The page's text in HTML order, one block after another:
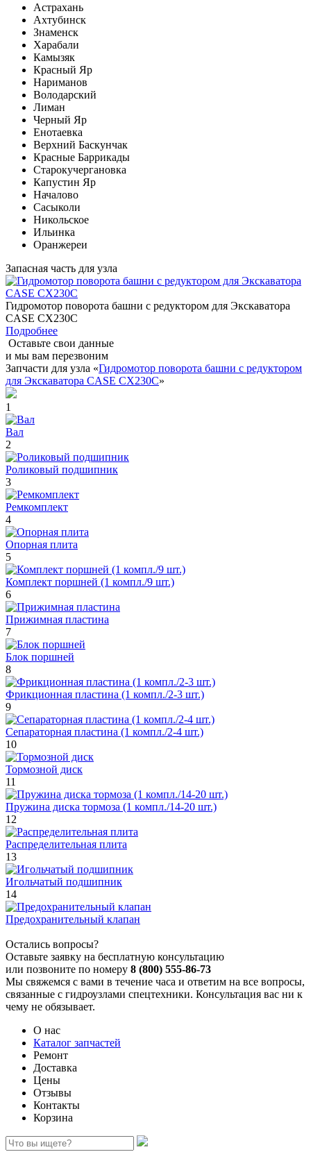
Астрахань
Ахтубинск
Знаменск
Харабали
Камызяк
Красный Яр
Нариманов
Володарский
Лиман
Черный Яр
Енотаевка
Верхний Баскунчак
Красные Баррикады
Старокучергановка
Капустин Яр
Началово
Сасыколи
Никольское
Ильинка
Оранжереи
Запасная часть для узла
Гидромотор поворота башни с редуктором для Экскаватора
CASE CX230C
Подробнее
Оставьте свои данные
и мы вам перезвоним
Запчасти для узла «Гидромотор поворота башни с редуктором
для Экскаватора CASE CX230C»
1
Вал
2
Роликовый подшипник
3
Ремкомплект
4
Опорная плита
5
Комплект поршней (1 компл./9 шт.)
6
Прижимная пластина
7
Блок поршней
8
Фрикционная пластина (1 компл./2-3 шт.)
9
Сепараторная пластина (1 компл./2-4 шт.)
10
Тормозной диск
11
Пружина диска тормоза (1 компл./14-20 шт.)
12
Распределительная плита
13
Игольчатый подшипник
14
Предохранительный клапан
Остались вопросы?
Оставьте заявку на бесплатную консультацию
или позвоните по номеру 8 (800) 555-86-73
Мы свяжемся с вами в течение часа и ответим на все вопросы,
связанные с гидроузлами спецтехники. Консультация вас ни к
чему не обязывает.
О нас
Каталог запчастей
Ремонт
Доставка
Цены
Отзывы
Контакты
Корзина